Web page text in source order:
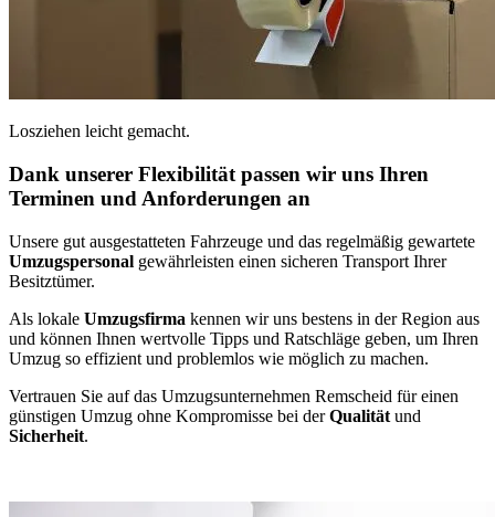
Losziehen leicht gemacht.
Dank unserer Flexibilität passen wir uns Ihren
Terminen und Anforderungen an
Unsere gut ausgestatteten Fahrzeuge und das regelmäßig gewartete
Umzugspersonal gewährleisten einen sicheren Transport Ihrer
Besitztümer.
Als lokale Umzugsfirma kennen wir uns bestens in der Region aus
und können Ihnen wertvolle Tipps und Ratschläge geben, um Ihren
Umzug so effizient und problemlos wie möglich zu machen.
Vertrauen Sie auf das Umzugsunternehmen Remscheid für einen
günstigen Umzug ohne Kompromisse bei derQualität und
Sicherheit.